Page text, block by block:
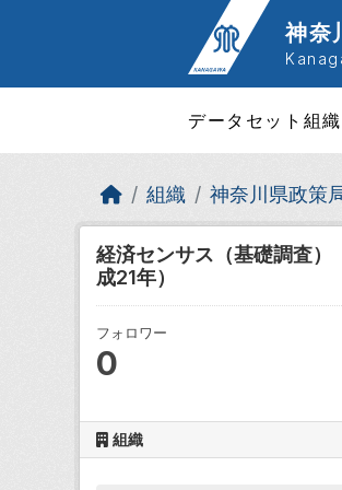
神奈
データセット 組織
組織 神奈川県政策
経済センサス（基礎調査）
成21年）
フォロワー
0
組織